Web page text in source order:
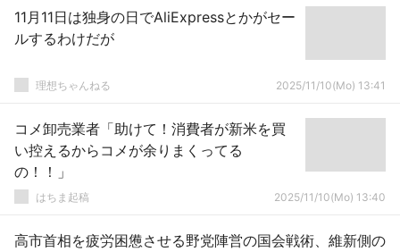
11月11日は独身の日でAliExpressとかがセー
ルするわけだが
理想ちゃんねる 2025/11/10(Mo) 13:41
コメ卸売業者「助けて！消費者が新米を買
い控えるからコメが余りまくってる
の！！」
はちま起稿 2025/11/10(Mo) 13:40
高市首相を疲労困憊させる野党陣営の国会戦術、維新側の